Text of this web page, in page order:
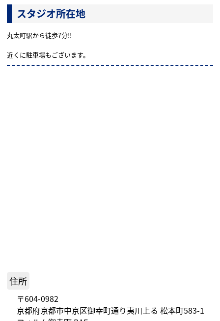
スタジオ所在地
丸太町駅から徒歩7分!!
近くに駐車場もございます。
住所
〒604-0982
京都府京都市中京区御幸町通り夷川上る 松本町583-1